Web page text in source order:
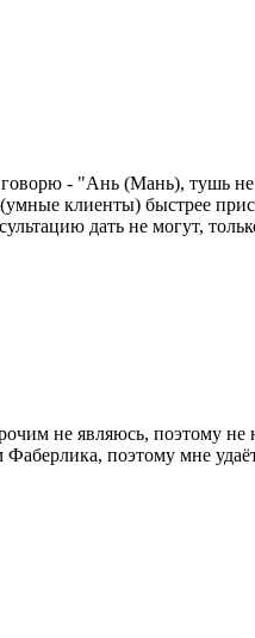
говорю - "Ань (Мань), тушь
клиенты) быстрее
дать не могут,
не являюсь, поэтому
поэтому мне